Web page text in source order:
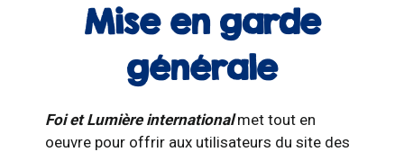
Mise en garde
générale
Foi et Lumière internationalmet tout en
oeuvre pour offrir aux utilisateurs du site des